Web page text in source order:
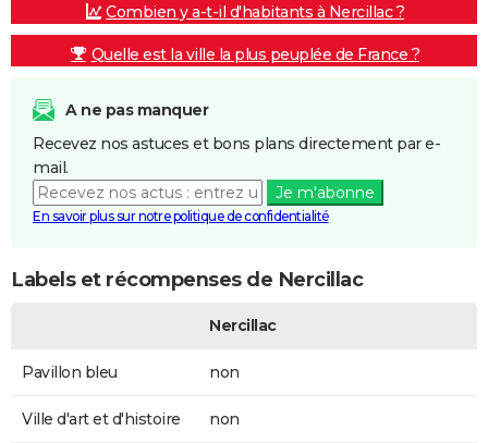
Combien y a-t-il d'habitants à Nercillac ?
Quelle est la ville la plus peuplée de France ?
A ne pas manquer
Recevez nos astuces et bons plans directement par e-
mail.
Je m'abonne
En savoir plus sur notre politique de confidentialité
Labels et récompenses de Nercillac
Nercillac
Pavillon bleu non
Ville d'art et d'histoire non